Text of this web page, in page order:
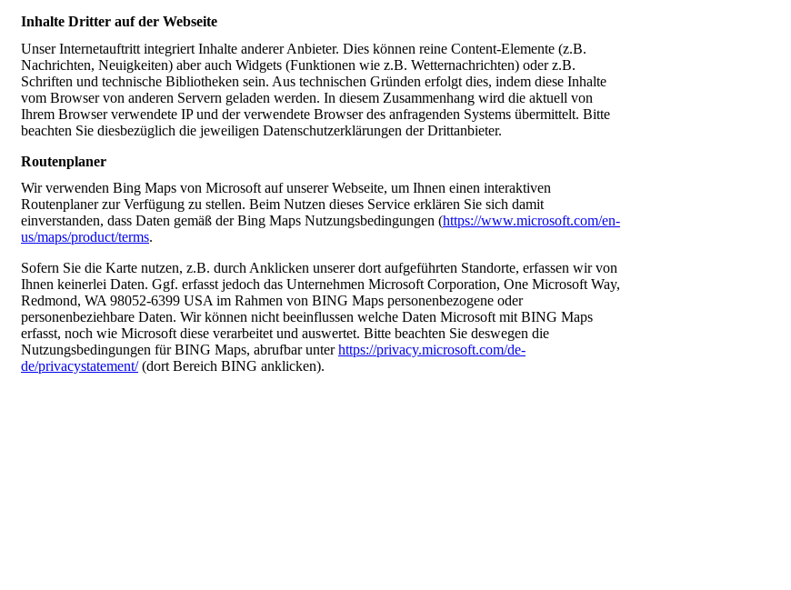
Inhalte Dritter auf der Webseite
Unser Internetauftritt integriert Inhalte anderer Anbieter. Dies können reine Content-Elemente (z.B.
Nachrichten, Neuigkeiten) aber auch Widgets (Funktionen wie z.B. Wetternachrichten) oder z.B.
Schriften und technische Bibliotheken sein. Aus technischen Gründen erfolgt dies, indem diese Inhalte
vom Browser von anderen Servern geladen werden. In diesem Zusammenhang wird die aktuell von
Ihrem Browser verwendete IP und der verwendete Browser des anfragenden Systems übermittelt. Bitte
beachten Sie diesbezüglich die jeweiligen Datenschutzerklärungen der Drittanbieter.
Routenplaner
Wir verwenden Bing Maps von Microsoft auf unserer Webseite, um Ihnen einen interaktiven
Routenplaner zur Verfügung zu stellen. Beim Nutzen dieses Service erklären Sie sich damit
einverstanden, dass Daten gemäß der Bing Maps Nutzungsbedingungen (https://www.microsoft.com/en-
us/maps/product/terms.
Sofern Sie die Karte nutzen, z.B. durch Anklicken unserer dort aufgeführten Standorte, erfassen wir von
Ihnen keinerlei Daten. Ggf. erfasst jedoch das Unternehmen Microsoft Corporation, One Microsoft Way,
Redmond, WA 98052-6399 USA im Rahmen von BING Maps personenbezogene oder
personenbeziehbare Daten. Wir können nicht beeinflussen welche Daten Microsoft mit BING Maps
erfasst, noch wie Microsoft diese verarbeitet und auswertet. Bitte beachten Sie deswegen die
Nutzungsbedingungen für BING Maps, abrufbar unterhttps://privacy.microsoft.com/de-
de/privacystatement/(dort Bereich BING anklicken).